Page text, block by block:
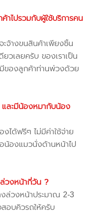
าไปรวมกับผู้ใช้บริการคน
จ้างขนสินค้าเพียงชิ้น
ยวเลยครับ ของเราเป็น
ของลูกค้าท่านพ่วงด้วย
ละมีน้องหมากับน้อง
ได้ฟรีๆ ไม่มีค่าใช้จ่าย
น้องแมวนั่งด้านหน้าไป
วงหน้ากี่วัน ?
ล่วงหน้าประมาณ 2-3
สอบคิวรถให้ครับ